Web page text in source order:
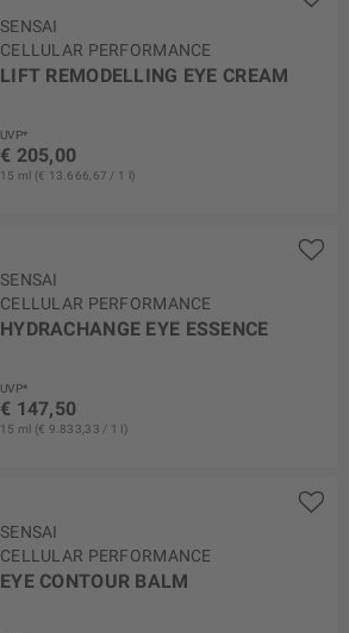
SENSAI
CELLULAR PERFORMANCE
LIFT REMODELLING EYE CREAM
UVP*
€ 205,00
15 ml (€ 13.666,67 / 1 l)
SENSAI
CELLULAR PERFORMANCE
HYDRACHANGE EYE ESSENCE
UVP*
€ 147,50
15 ml (€ 9.833,33 / 1 l)
SENSAI
CELLULAR PERFORMANCE
EYE CONTOUR BALM